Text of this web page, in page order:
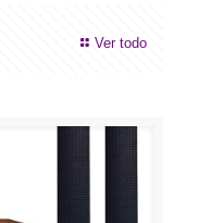
Ver todo